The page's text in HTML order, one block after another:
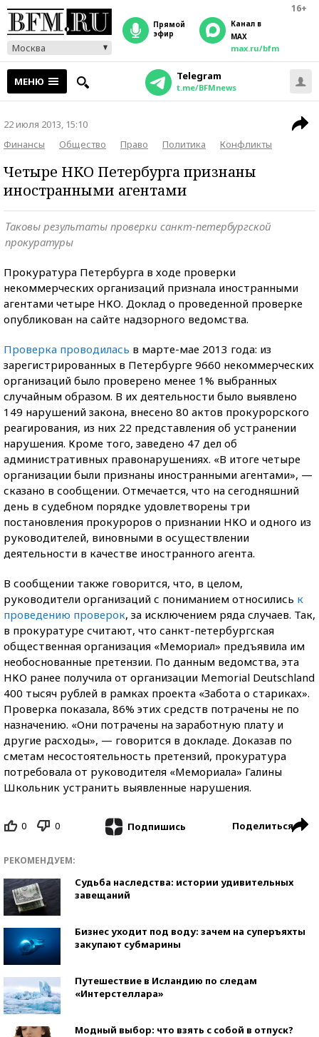
16+
Москва
прямой
эфир
Канал в
MAX
max.ru/bfm
МЕНЮ Telegram
t.me/BFMnews
22 июля 2013, 15:10
Финансы
Общество Право Политика Конфликты
Четыре НКО Петербурга признаны
иностранными агентами
Таковы результаты проверки санкт-петербургской
прокуратуры
Прокуратура Петербурга в ходе проверки
некоммерческих организаций признала иностранными
агентами четыре НКО. Доклад о проведенной проверке
опубликован на сайте надзорного ведомства.
Проверка проводилась в марте-мае 2013 года: из
зарегистрированных в Петербурге 9660 некоммерческих
организаций было проверено менее 1% выбранных
случайным образом. В их деятельности было выявлено
149 нарушений закона, внесено 80 актов прокурорского
реагирования, из них 22 представления об устранении
нарушения. Кроме того, заведено 47 дел об
административных правонарушениях. «В итоге четыре
организации были признаны иностранными агентами», —
сказано в сообщении. Отмечается, что на сегодняшний
день в судебном порядке удовлетворены три
постановления прокуроров о признании НКО и одного из
руководителей, виновными в осуществлении
деятельности в качестве иностранного агента.
В сообщении также говорится, что, в целом,
руководители организаций с пониманием относились к
проведению проверок, за исключением ряда случаев. Так,
в прокуратуре считают, что санкт-петербургская
общественная организация «Мемориал» предъявила им
необоснованные претензии. По данным ведомства, эта
НКО ранее получила от организации Memorial Deutschland
400 тысяч рублей в рамках проекта «Забота о стариках».
Проверка показала, 86% этих средств потрачены не по
назначению. «Они потрачены на заработную плату и
другие расходы», — говорится в докладе. Доказав по
сметам несостоятельность претензий, прокуратура
потребовала от руководителя «Мемориала» Галины
Школьник устранить выявленные нарушения.
0 0 Подпишись Поделиться
РЕКОМЕНДУЕМ:
Судьба наследства: истории удивительных
завещаний
Бизнес уходит под воду: зачем на суперъяхты
закупают субмарины
Путешествие в Исландию по следам
«Интерстеллара»
Модный выбор: что взять с собой в отпуск?